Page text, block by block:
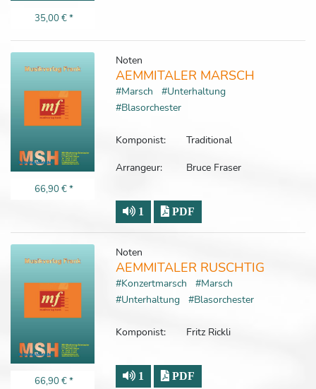
35,00 €*
66,90 €*
Noten
AEMMITALER MARSCH
#Marsch
#Unterhaltung
#Blasorchester
Komponist:
Traditional
Arrangeur:
Bruce Fraser
1 PDF
66,90 €*
Noten
AEMMITALER RUSCHTIG
#Konzertmarsch
#Marsch
#Unterhaltung
#Blasorchester
Komponist: Fritz Rickli
1 PDF